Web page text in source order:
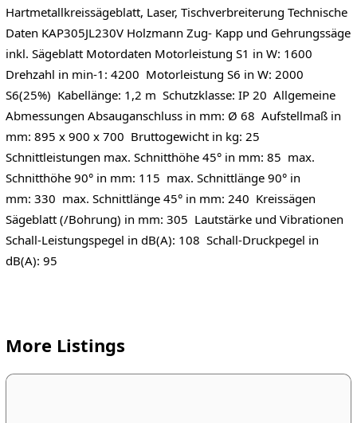
Hartmetallkreissägeblatt, Laser, Tischverbreiterung Technische
Daten KAP305JL230V Holzmann Zug- Kapp und Gehrungssäge
inkl. Sägeblatt Motordaten Motorleistung S1 in W: 1600
Drehzahl in min-1: 4200 Motorleistung S6 in W: 2000
S6(25%) Kabellänge: 1,2 m Schutzklasse: IP 20 Allgemeine
Abmessungen Absauganschluss in mm: Ø 68 Aufstellmaß in
mm: 895 x 900 x 700 Bruttogewicht in kg: 25
Schnittleistungen max. Schnitthöhe 45° in mm: 85 max.
Schnitthöhe 90° in mm: 115 max. Schnittlänge 90° in
mm: 330 max. Schnittlänge 45° in mm: 240 Kreissägen
Sägeblatt (/Bohrung) in mm: 305 Lautstärke und Vibrationen
Schall-Leistungspegel in dB(A): 108 Schall-Druckpegel in
dB(A): 95
More Listings